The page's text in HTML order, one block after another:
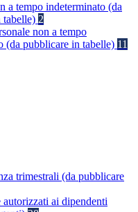
a tempo indeterminato (da
tabelle) 2
non a tempo
(da pubblicare in tabelle) 11
trimestrali (da pubblicare
ai dipendenti